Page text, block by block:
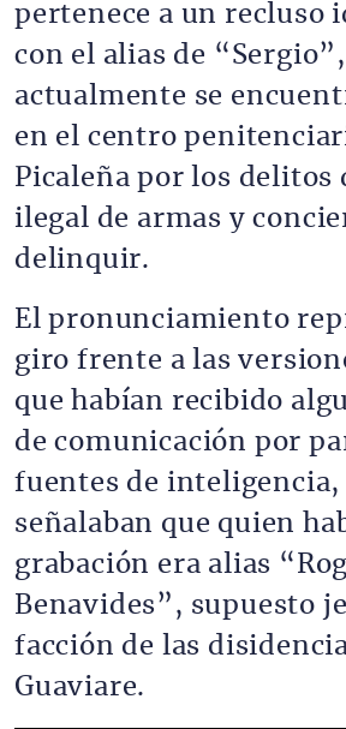
pertenece a un recluso
con el alias de
actualmente se
en el centro
Picaleña por los delitos
ilegal de armas y
delinquir.
El pronunciamiento
giro frente a las
que habían recibido
de comunicación por
fuentes de inteligencia,
señalaban que quien
grabación era alias
Benavides”, supuesto
facción de las
Guaviare.